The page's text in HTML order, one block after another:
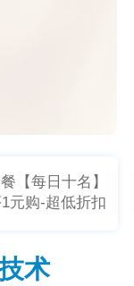
【每日十名】
元购-超低折扣
术